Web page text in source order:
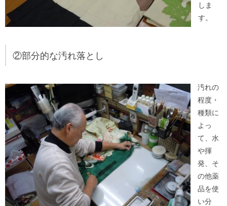
しま
す。
②部分的な汚れ落とし
汚れの
程度・
種類に
よっ
て、水
や揮
発、そ
の他薬
品を使
い分